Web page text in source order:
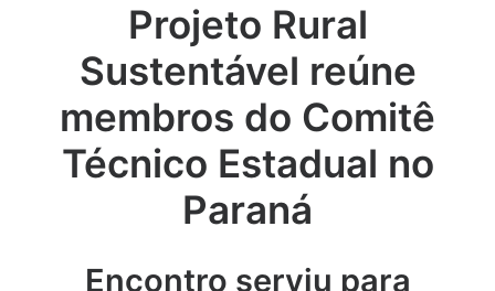
JANELA DO CONHECIMENTOProjeto Rural
Sustentável reúne
membros do Comitê
Técnico Estadual no
Paraná
Encontro serviu para